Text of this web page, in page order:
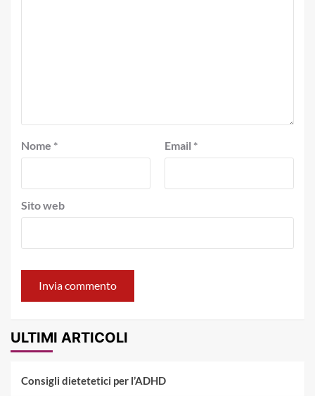
Nome * Email *
Sito web
ULTIMI ARTICOLI
Consigli dietetetici per l’ADHD